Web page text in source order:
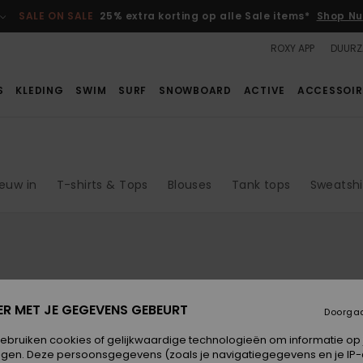
SALE ON SALE 25% extra korting op alle Sale items* Shop Nu
ROXY APP
KLEDING SWIM SURF SNOWBOARD ACTIVE
in T-shirts & Tops Blouses Tank tops
MET JE GEGEVENS GEBEURT
cookies of gelijkwaardige technologieën om informatie
Deze persoonsgegevens (zoals je navigatiegegevens en je